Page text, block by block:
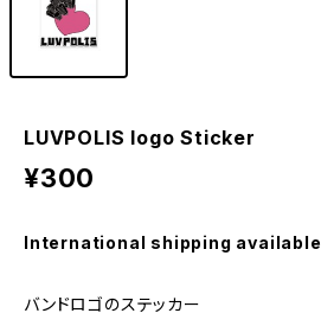
LUVPOLIS logo Sticker
¥300
International shipping available
バンドロゴのステッカー